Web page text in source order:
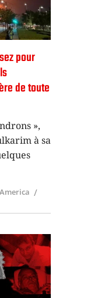
pour
de toute
»,
à sa